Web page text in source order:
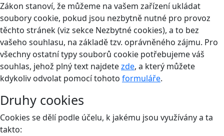
Zákon stanoví, že můžeme na vašem zařízení ukládat
soubory cookie, pokud jsou nezbytně nutné pro provoz
těchto stránek (viz sekce Nezbytné cookies), a to bez
vašeho souhlasu, na základě tzv. oprávněného zájmu. Pro
všechny ostatní typy souborů cookie potřebujeme váš
souhlas, jehož plný text najdetezde, a který můžete
kdykoliv odvolat pomocí tohoto formuláře.
Druhy cookies
Cookies se dělí podle účelu, k jakému jsou využívány a ta
takto: